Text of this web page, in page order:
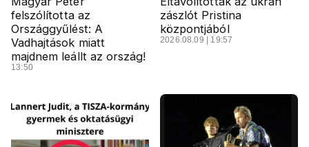
felszólította az
Országgyűlést: A
Vadhajtások miatt
majdnem leállt az ország!
13:50
zászlót Pristina
központjából
2026.08.09 | 19:57